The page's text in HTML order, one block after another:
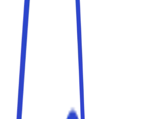
de Duomo
de parking à proximité de Duomo et
à pied. Les places Parkito
et réservables en quelques
de port
de parking à proximité de port et
à pied. Les places Parkito